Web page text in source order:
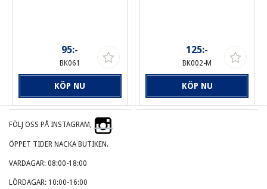
95:-
BK061
KÖP NU
125:-
BK002-M
KÖP NU
FÖLJ OSS PÅ INSTAGRAM,
ÖPPET TIDER NACKA BUTIKEN.
VARDAGAR: 08:00-18:00
LÖRDAGAR: 10:00-16:00